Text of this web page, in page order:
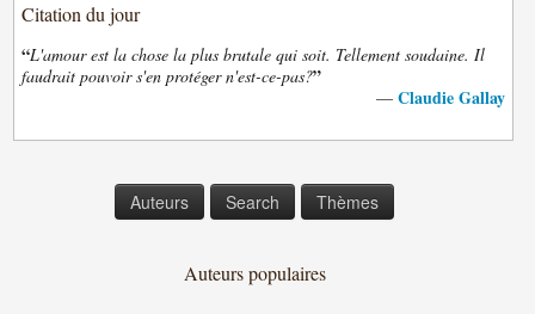
Citation du jour
“L'amour est la chose la plus brutale qui soit. Tellement soudaine. Il
faudrait pouvoir s'en protéger n'est-ce-pas?”
— Claudie Gallay
Auteurs Search Thèmes
Auteurs populaires